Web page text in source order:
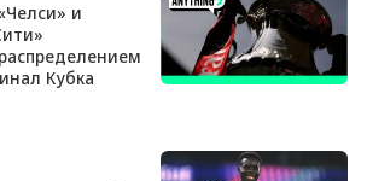
и
Кубка